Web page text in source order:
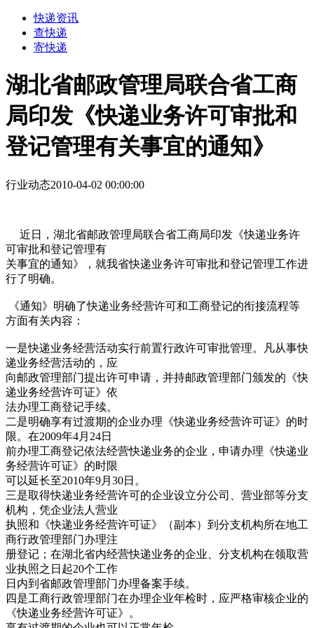
快递资讯
查快递
寄快递
湖北省邮政管理局联合省工商
局印发《快递业务许可审批和
登记管理有关事宜的通知》
行业动态2010-04-02 00:00:00
近日，湖北省邮政管理局联合省工商局印发《快递业务许
可审批和登记管理有
关事宜的通知》， 就我省快递业务许可审批和登记管理工作进
行了明确。
《通知》明确了快递业务经营许可和工商登记的衔接流程等
方面有关内容：
一是快递业务经营活动实行前置行政许可审批管理。凡从事快
递业务经营活动的，应
向邮政管理部门提出许可申请，并持邮政管理部门颁发的《快
递业务经营许可证》依
法办理工商登记手续。
二是明确享有过渡期的企业办理《快递业务经营许可证》的时
限。在2009年4月 24日
前办理工商登记依法经营快递业务的企业，申请办理《快递业
务经营许可证》的时限
可以延长至2010年9月 30日。
三是取得快递业务经营许可的企业设立分公司、营业部等分支
机构，凭企业法人营业
执照和《快递业务经营许可证》（副本）到分支机构所在地工
商行政管理部门办理注
册登记；在湖北省内经营快递业务的企业、分支机构在领取营
业执照之日起20个工作
日内到省邮政管理部门办理备案手续。
四是工商行政管理部门在办理企业年检时，应严格审核企业的
《快递业务经营许可证》。